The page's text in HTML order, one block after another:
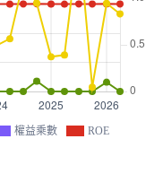
權益乘數 ROE